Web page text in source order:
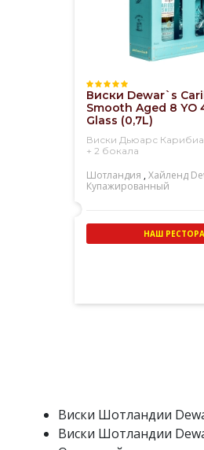
Виски Dewar`s
Smooth Aged 8 YO
Glass (0,7L)
Виски Дьюарс
+ 2 бокала
Шотландия , Хайленд
Купажированный
НАШ
Виски Шотландии
Виски Шотландии